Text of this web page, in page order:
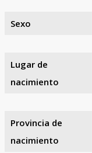
Sexo
Lugar de
nacimiento
Provincia de
nacimiento